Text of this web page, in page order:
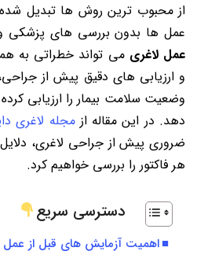
از محبوب ترین روش ها تبدیل شده
عمل ها بدون بررسی های پزشکی
عمل لاغری می تواند خطراتی به
و ارزیابی های دقیق پیش از
وضعیت سلامت بیمار را ارزیابی
دهد. در این مقاله ازمجله لاغری
ضروری پیش از جراحی لاغری،
هر فاکتور را بررسی خواهیم کرد.
دسترسی سریع
اهمیت آزمایش های قبل از عمل